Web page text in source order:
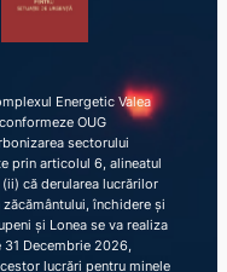
Energetic Valea
OUG
sectorului
prin articolul 6, alineatul
că derularea lucrărilor
închidere și
și Lonea se va realiza
Decembrie 2026,
lucrări pentru minele